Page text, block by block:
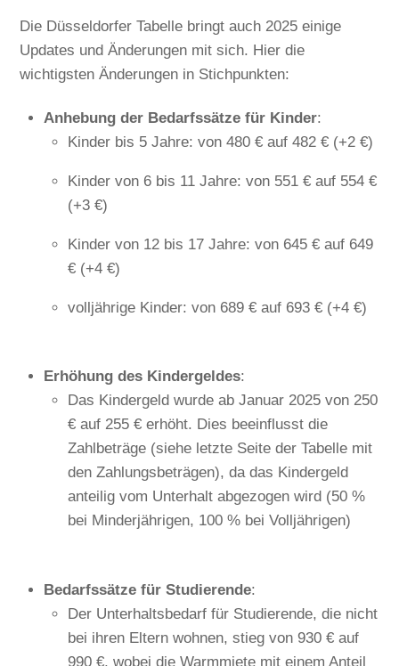
Die Düsseldorfer Tabelle bringt auch 2025 einige
Updates und Änderungen mit sich. Hier die
wichtigsten Änderungen in Stichpunkten:
Anhebung der Bedarfssätze für Kinder:
Kinder bis 5 Jahre: von 480 € auf 482 € (+2 €)
Kinder von 6 bis 11 Jahre: von 551 € auf 554 €
(+3 €)
Kinder von 12 bis 17 Jahre: von 645 € auf 649
€ (+4 €)
volljährige Kinder: von 689 € auf 693 € (+4 €)
Erhöhung des Kindergeldes:
Das Kindergeld wurde ab Januar 2025 von 250
€ auf 255 € erhöht. Dies beeinflusst die
Zahlbeträge (siehe letzte Seite der Tabelle mit
den Zahlungsbeträgen), da das Kindergeld
anteilig vom Unterhalt abgezogen wird (50 %
bei Minderjährigen, 100 % bei Volljährigen)
Bedarfssätze für Studierende:
Der Unterhaltsbedarf für Studierende, die nicht
bei ihren Eltern wohnen, stieg von 930 € auf
990 €, wobei die Warmmiete mit einem Anteil